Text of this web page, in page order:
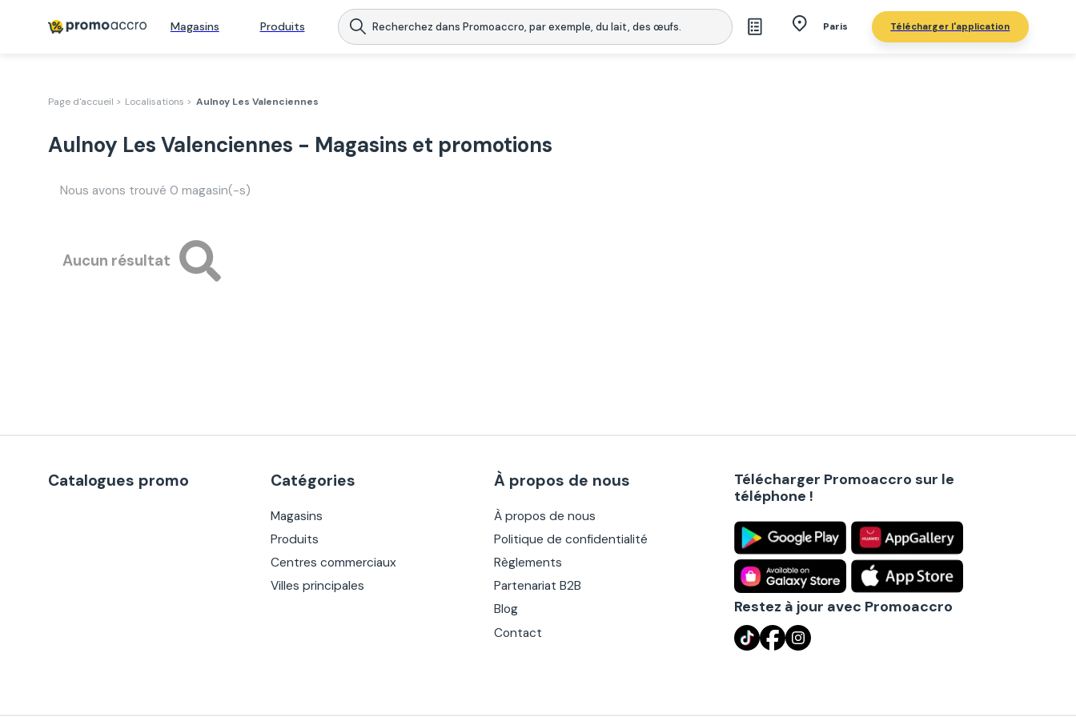
Magasins Produits Paris Télécharger l'application
Page d'accueil > Localisations > Aulnoy Les Valenciennes
Aulnoy Les Valenciennes - Magasins et promotions
Nous avons trouvé 0 magasin(-s)
Aucun résultat
Catalogues promo Catégories
Magasins
Produits
Centres commerciaux
Villes principales
À propos de nous
À propos de nous
Politique de confidentialité
Règlements
Partenariat B2B
Blog
Contact
Télécharger Promoaccro sur le
téléphone !
Restez à jour avec Promoaccro